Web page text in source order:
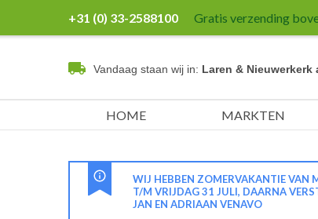
+31 (0) 33-2588100 Gratis verzending
Vandaag staan wij in: Laren & Nieuwerkerk
HOME MARKTEN
WIJ HEBBEN ZOMERVAKANTIE VAN
T/M VRIJDAG 31 JULI, DAARNA
JAN EN ADRIAAN VENAVO